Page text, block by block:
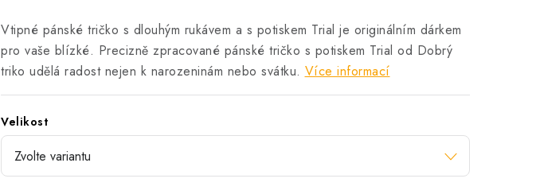
Vtipné pánské tričko s dlouhým rukávem a s potiskem Trial je originálním dárkem
pro vaše blízké. Precizně zpracované pánské tričko s potiskem Trial od Dobrý
triko udělá radost nejen k narozeninám nebo svátku. Více informací
Velikost